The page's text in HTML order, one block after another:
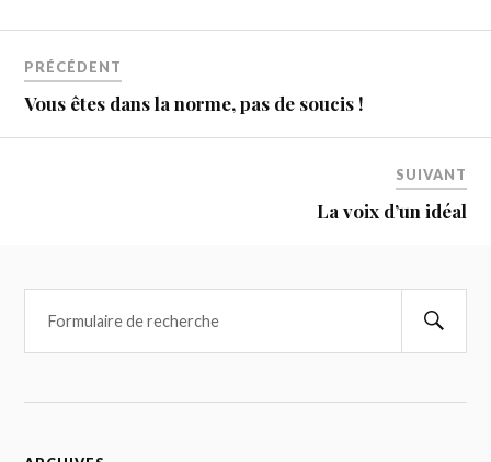
PRÉCÉDENT
Vous êtes dans la norme, pas de soucis !
SUIVANT
La voix d’un idéal